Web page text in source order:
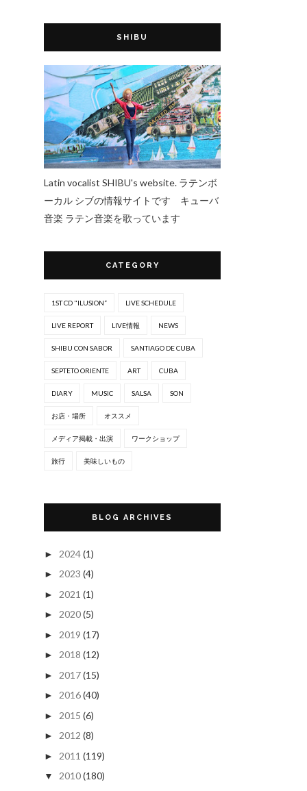
SHIBU
Latin vocalist SHIBU's website. ラテンボ
ーカル シブの情報サイトです キューバ
音楽 ラテン音楽を歌っています
CATEGORY
1ST CD "ILUSION” LIVE SCHEDULE
LIVE REPORT LIVE情報 NEWS
SHIBU CON SABOR SANTIAGO DE CUBA
SEPTETO ORIENTE ART CUBA
DIARY MUSIC SALSA SON
お店・場所 オススメ
メディア掲載・出演 ワークショップ
旅行 美味しいもの
BLOG ARCHIVES
► 2024(1)
► 2023 (4)
► 2021 (1)
► 2020(5)
► 2019 (17)
► 2018 (12)
► 2017(15)
► 2016(40)
► 2015 (6)
► 2012 (8)
► 2011 (119)
▼ 2010(180)